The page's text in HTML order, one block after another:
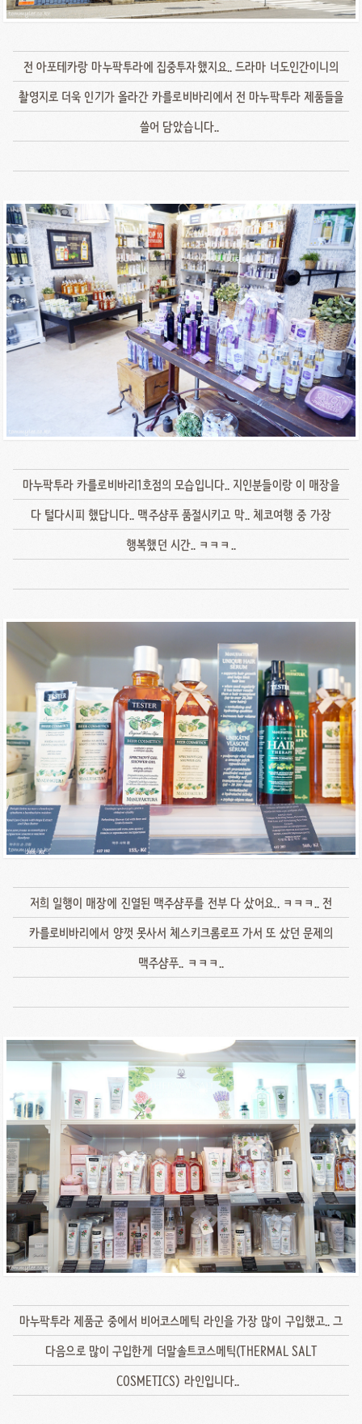
전 아포테카랑 마누팍투라에 집중투자했지요.. 드라마 너도인간이니의
촬영지로 더욱 인기가 올라간 카를로비바리에서 전 마누팍투라 제품들을
쓸어 담았습니다..
마누팍투라 카를로비바리1호점의 모습입니다.. 지인분들이랑 이 매장을
다 털다시피 했답니다.. 맥주샴푸 품절시키고 막.. 체코여행 중 가장
행복했던 시간.. ㅋㅋㅋ..
저희 일행이 매장에 진열된 맥주샴푸를 전부 다 샀어요.. ㅋㅋㅋ.. 전
카를로비바리에서 양껏 못사서 체스키크롬로프 가서 또 샀던 문제의
맥주샴푸.. ㅋㅋㅋ..
마누팍투라 제품군 중에서 비어코스메틱 라인을 가장 많이 구입했고.. 그
다음으로 많이 구입한게 더말솔트코스메틱(THERMAL SALT
COSMETICS) 라인입니다..